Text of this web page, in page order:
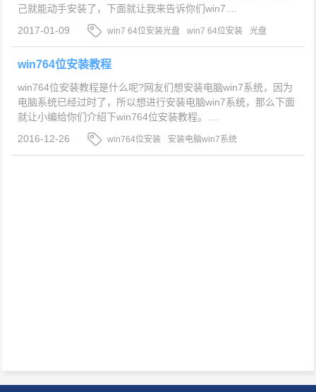
己就能动手安装了，下面就让我来告诉你们win7....
2017-01-09
win7 64位安装光盘 win7 64位安装 光盘
win764位安装教程
win764位安装教程是什么呢?网友们想安装电脑win7系统，因为
电脑系统已经过时了，所以想进行安装电脑win7系统，那么下面
就让小编给你们介绍下win764位安装教程。....
2016-12-26
win764位安装 安装电脑win7系统